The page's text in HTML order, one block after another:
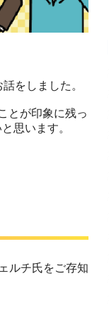
をしました。
とが印象に残っ
思います。
ルチ氏をご存知